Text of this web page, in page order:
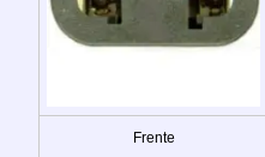
Frente